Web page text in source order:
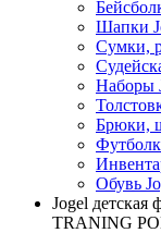
Шапки
Сумки,
Наборы
Брюки,
Обувь
Jogel детская
TRANING